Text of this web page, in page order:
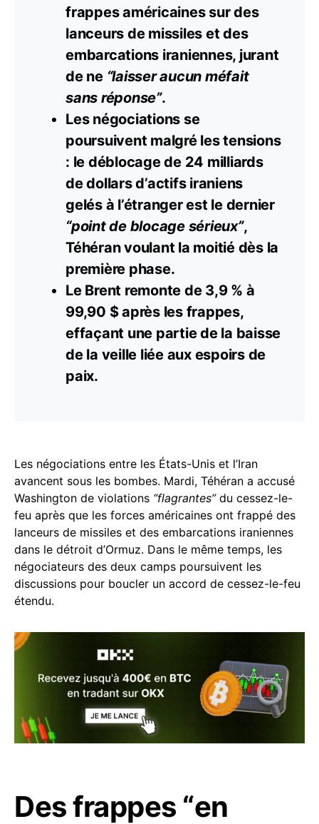
frappes américaines sur des
lanceurs de missiles et des
embarcations iraniennes, jurant
de ne “laisser aucun méfait
sans réponse”.
Les négociations se
poursuivent malgré les tensions
: le déblocage de 24 milliards
de dollars d’actifs iraniens
gelés à l’étranger est le dernier
“point de blocage sérieux”,
Téhéran voulant la moitié dès la
première phase.
Le Brent remonte de 3,9 % à
99,90 $ après les frappes,
effaçant une partie de la baisse
de la veille liée aux espoirs de
paix.
Les négociations entre les États-Unis et l’Iran
avancent sous les bombes. Mardi, Téhéran a accusé
Washington de violations “flagrantes”du cessez-le-
feu après que les forces américaines ont frappé des
lanceurs de missiles et des embarcations iraniennes
dans le détroit d’Ormuz. Dans le même temps, les
négociateurs des deux camps poursuivent les
discussions pour boucler un accord de cessez-le-feu
étendu.
Des frappes “en